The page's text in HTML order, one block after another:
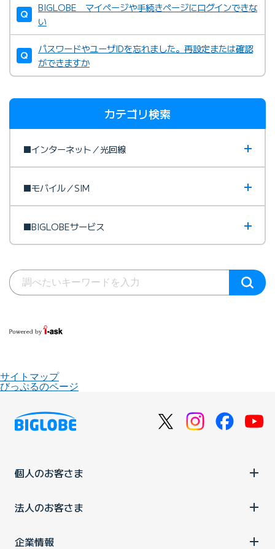
BIGLOBE マイページや手続きページにログインできな
い
パスワードやユーザIDを忘れました。再設定または確認
ができますか
カテゴリ検索
■インターネット／光回線
■モバイル／SIM
■BIGLOBEサービス
サイトマップ
びっぷるのページ
個人のお客さま
法人のお客さま
企業情報